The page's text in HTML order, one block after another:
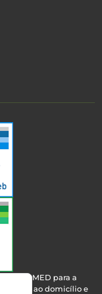
INFARMED para a
saúde ao domicílio e